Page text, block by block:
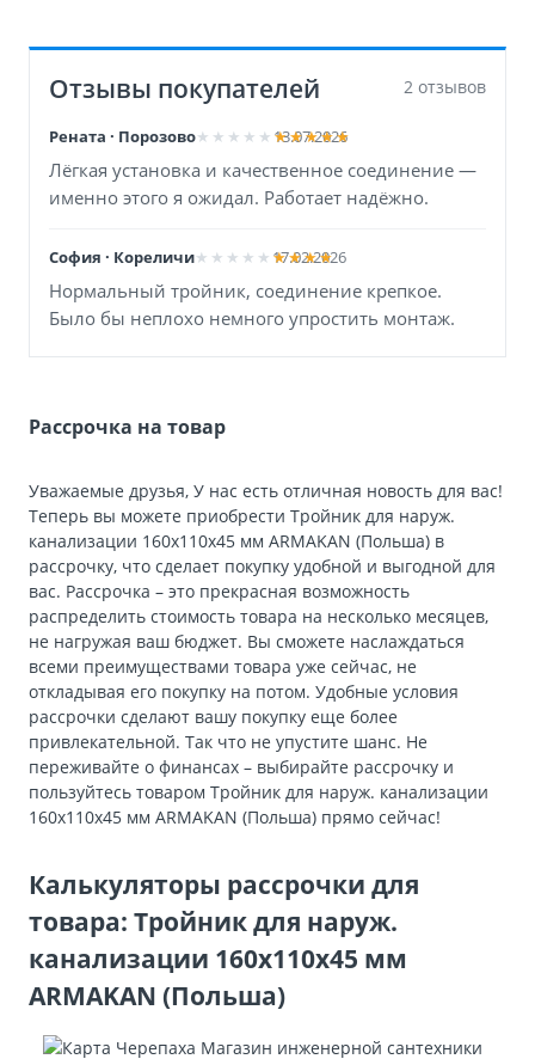
Отзывы покупателей 2 отзывов
Рената · Порозово 13.07.2026
Лёгкая установка и качественное соединение —
именно этого я ожидал. Работает надёжно.
София · Кореличи 17.02.2026
Нормальный тройник, соединение крепкое.
Было бы неплохо немного упростить монтаж.
Рассрочка на товар
Уважаемые друзья, У нас есть отличная новость для вас!
Теперь вы можете приобрести Тройник для наруж.
канализации 160х110х45 мм ARMAKAN (Польша) в
рассрочку, что сделает покупку удобной и выгодной для
вас. Рассрочка – это прекрасная возможность
распределить стоимость товара на несколько месяцев,
не нагружая ваш бюджет. Вы сможете наслаждаться
всеми преимуществами товара уже сейчас, не
откладывая его покупку на потом. Удобные условия
рассрочки сделают вашу покупку еще более
привлекательной. Так что не упустите шанс. Не
переживайте о финансах – выбирайте рассрочку и
пользуйтесь товаром Тройник для наруж. канализации
160х110х45 мм ARMAKAN (Польша) прямо сейчас!
Калькуляторы рассрочки для
товара: Тройник для наруж.
канализации 160х110х45 мм
ARMAKAN (Польша)